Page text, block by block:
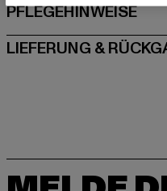
PFLEGEHINWEISE
LIEFERUNG &